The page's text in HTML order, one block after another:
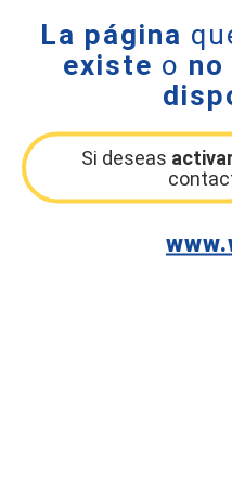
La página
existe o no
Si deseas